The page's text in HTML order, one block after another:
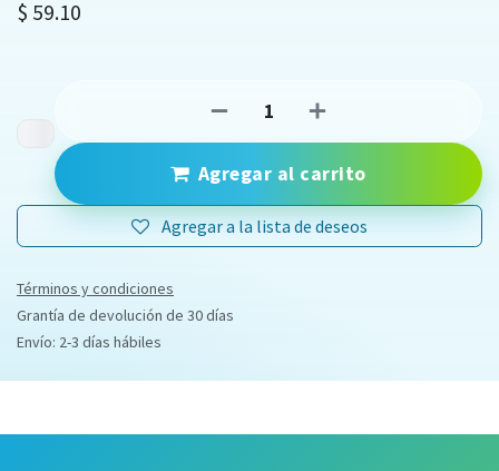
$ 59.10
Agregar al carrito
Agregar a la lista de deseos
Términos y condiciones
Grantía de devolución de 30 días
Envío: 2-3 días hábiles